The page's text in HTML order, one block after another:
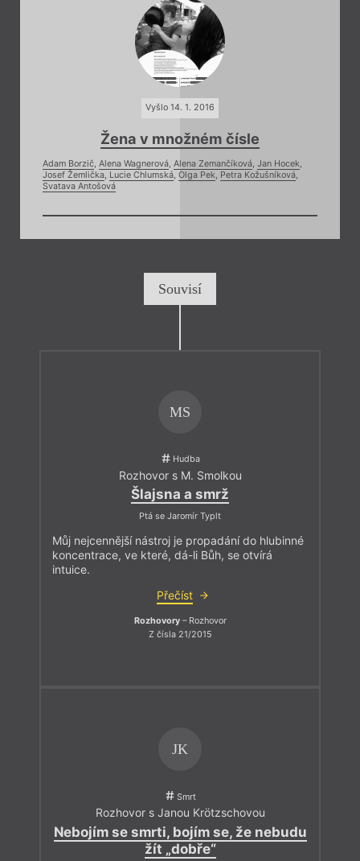
Vyšlo 14. 1. 2016
Žena v množném čísle
Adam Borzič Alena Wagnerová Alena Zemančíková Jan Hocek
Josef Žemlička Lucie Chlumská Olga Pek Petra Kožušníková
Svatava Antošová
Souvisí
MS
Hudba
Rozhovor s M. Smolkou
Šlajsna a smrž
Ptá se Jaromír Typlt
Můj nejcennější nástroj je propadání do hlubinné
koncentrace, ve které, dá-li Bůh, se otvírá
intuice.
Přečíst
Rozhovory– Rozhovor
Z čísla 21/2015
JK
Smrt
Rozhovor s Janou Krötzschovou
Nebojím se smrti, bojím se, že nebudu
žít „dobře“